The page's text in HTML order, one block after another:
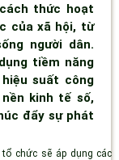
thức hoạt
của xã hội, từ
người dân.
tiềm năng
suất công
kinh tế số,
đẩy sự phát
chức sẽ áp dụng các